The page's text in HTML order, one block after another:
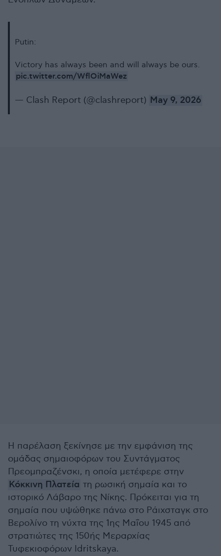
Putin:
Victory has always been and will always be ours.
pic.twitter.com/WflOiMaWez
— Clash Report (@clashreport) May 9, 2026
Η παρέλαση ξεκίνησε με την εμφάνιση της
ομάδας σημαιοφόρων του Συντάγματος
Πρεομπραζένσκι, η οποία μετέφερε στην
Κόκκινη Πλατεία τη ρωσική σημαία και το
ιστορικό Λάβαρο της Νίκης. Πρόκειται για τη
σημαία που υψώθηκε πάνω στο Ράιχσταγκ στο
Βερολίνο τη νύχτα της 1ης Μαΐου 1945 από
στρατιώτες της 150ής Μεραρχίας
Τυφεκιοφόρων Idritskaya.